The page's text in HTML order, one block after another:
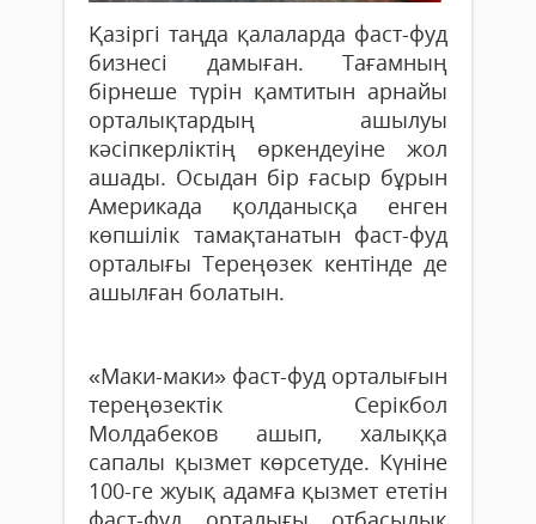
Қазіргі таңда қалаларда фаст-фуд
бизнесі дамыған. Тағамның
бірнеше түрін қамтитын арнайы
орталықтардың ашылуы
кәсіпкерліктің өркендеуіне жол
ашады. Осыдан бір ғасыр бұ­рын
Америкада қолданысқа енген
көпшілік тамақтанатын фаст-фуд
орталығы Тереңөзек кен­тінде де
ашылған болатын.
«Maки-маки» фаст-фуд ор­­та­лығын
тереңөзектік Се­рік­бол
Молдабеков ашып, халыққа
сапалы қызмет көр­сетуде. Күніне
100-ге жуық адамға қызмет ететін